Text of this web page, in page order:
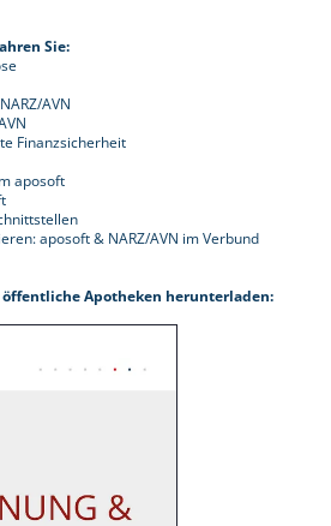
Sie:
AVN
Finanzsicherheit
aposoft
aposoft & NARZ/AVN im Verbund
Apotheken herunterladen: